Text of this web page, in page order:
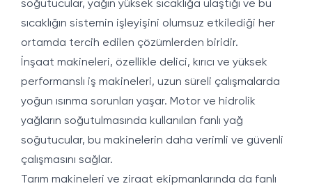
soğutucular, yağın yüksek sıcaklığa ulaştığı ve bu
sıcaklığın sistemin işleyişini olumsuz etkilediği her
ortamda tercih edilen çözümlerden biridir.
İnşaat makineleri, özellikle delici, kırıcı ve yüksek
performanslı iş makineleri, uzun süreli çalışmalarda
yoğun ısınma sorunları yaşar. Motor ve hidrolik
yağların soğutulmasında kullanılan fanlı yağ
soğutucular, bu makinelerin daha verimli ve güvenli
çalışmasını sağlar.
Tarım makineleri ve ziraat ekipmanlarında da fanlı